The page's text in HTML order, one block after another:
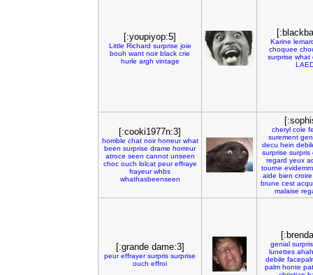
[:youpiyop:5]
Little Richard surprise joie
bouh want noir black crie
hurle argh vintage
Karine
choquee
surprise what
[:cooki1977n:3]
horrible chat noir horreur what
been surprise drame horreur
atroce seen cannot unseen
choc ouch lolcat peur effraye
frayeur whbs
whathasbeenseen
cheryl cole
surement
decu hein
surprise surpris
regard yeux
tourne
aide bien croire
brune cest
malaise
[:grande dame:3]
peur effrayer surpris surprise
ouch effroi
genial
lunettes ahah
debile
palm honte